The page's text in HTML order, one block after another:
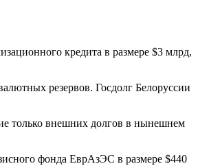
кредита в размере $3 млрд,
резервов. Госдолг Белоруссии
только внешних долгов в нынешнем
фонда ЕврАзЭС в размере $440